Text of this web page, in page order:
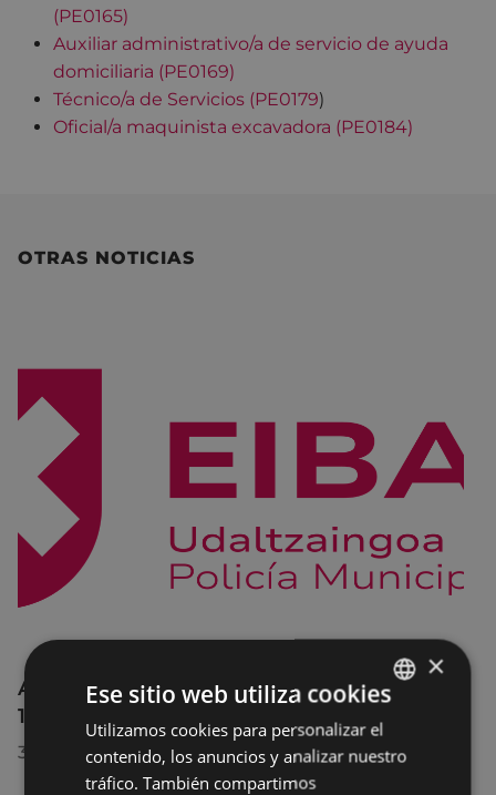
(PE0165)
Auxiliar administrativo/a de servicio de ayuda
domiciliaria (PE0169)
Técnico/a de Servicios (PE0179)
Oficial/a maquinista excavadora (PE0184)
OTRAS NOTICIAS
Afecciones al tráfico en la calle Egogain del
10 al 23 de agosto, por motivo de obras
30/07/2026
BASQUE
SPANISH
×
Ese sitio web utiliza cookies
Utilizamos cookies para personalizar el
contenido, los anuncios y analizar nuestro
tráfico. También compartimos